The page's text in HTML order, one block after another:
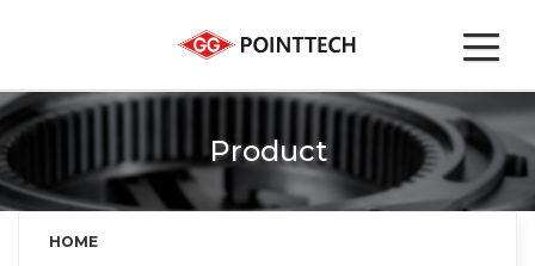
Product
HOME